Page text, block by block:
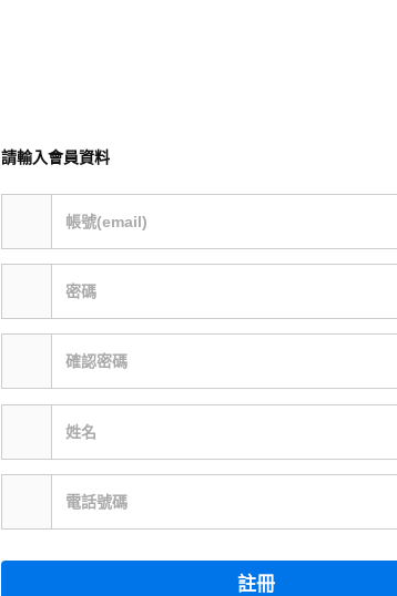
請輸入會員資料
帳號(email)
密碼
確認密碼
姓名
電話號碼
註冊